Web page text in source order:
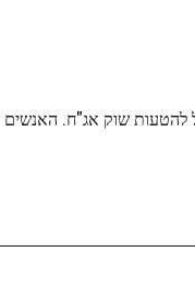
שוק אג"ח.